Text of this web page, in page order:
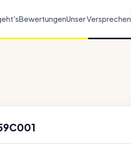
BewertungenUnser Versprechen